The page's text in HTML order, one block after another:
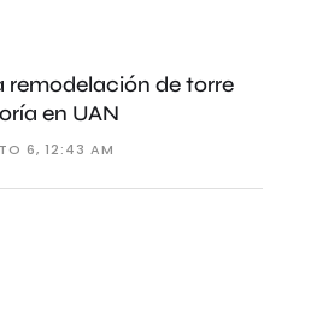
remodelación de torre
en UAN
6, 12:43 AM